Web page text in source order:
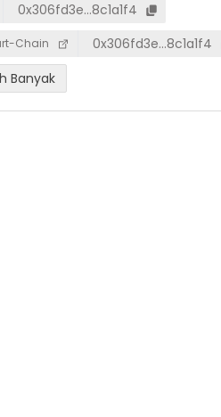
0x306fd3e…8c1a1f4
Chain
0x306fd3e…8c1a1f4
Banyak